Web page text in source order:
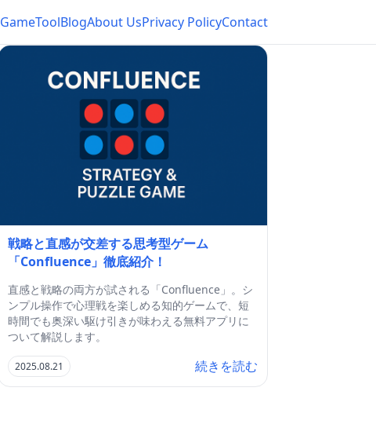
GameToolBlogAbout UsPrivacy PolicyContact
戦略と直感が交差する思考型ゲーム
「Confluence」徹底紹介！
直感と戦略の両方が試される「Confluence」。シ
ンプル操作で心理戦を楽しめる知的ゲームで、短
時間でも奥深い駆け引きが味わえる無料アプリに
ついて解説します。
2025.08.21 続きを読む